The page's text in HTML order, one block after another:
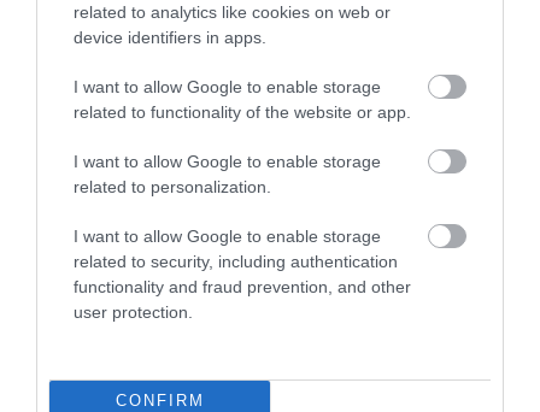
related to analytics like cookies on web or
device identifiers in apps.
I want to allow Google to enable storage
related to functionality of the website or app.
I want to allow Google to enable storage
related to personalization.
I want to allow Google to enable storage
related to security, including authentication
functionality and fraud prevention, and other
user protection.
CONFIRM
ENERGIA